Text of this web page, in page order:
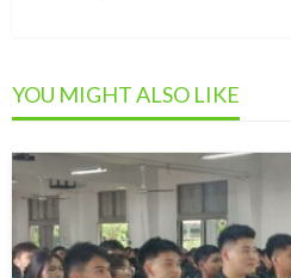
YOU MIGHT ALSO LIKE